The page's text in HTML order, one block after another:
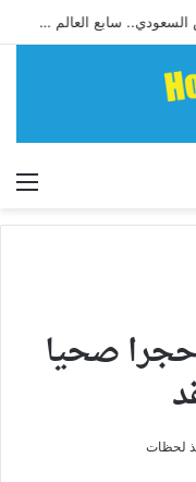
آل نصفان يحقق إنجازًا تاريخيًا للإسكواش السعودي.. سابع العالم وأول آسيوي يبلغ ربع نهائي بطولة العالم للشباب
صحيا
لحظات